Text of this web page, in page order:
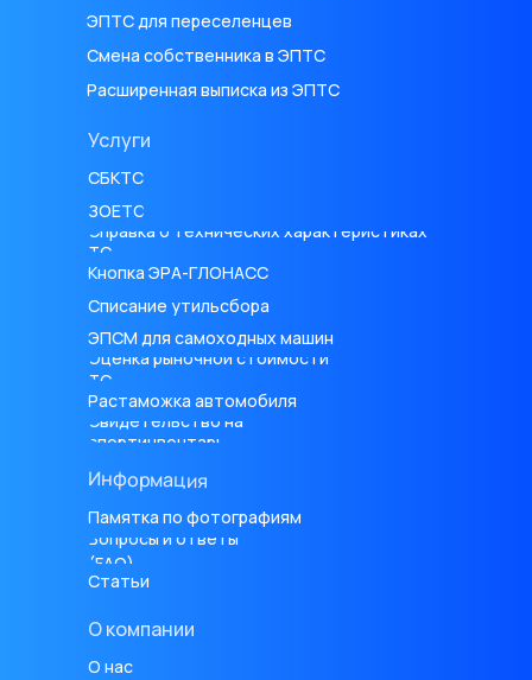
Информация
Памятка по фотографиям
Вопросы и ответы
(FAQ)
Статьи
О компании
О нас
Услуги
СБКТС
ЗОЕТС
Справка о технических характеристиках
ТС
Кнопка ЭРА-ГЛОНАСС
Списание утильсбора
ЭПСМ для самоходных машин
Оценка рыночной стоимости
ТС
Растаможка автомобиля
Свидетельство на
спортинвентарь
ЭПТС для переселенцев
Смена собственника в ЭПТС
Расширенная выписка из ЭПТС